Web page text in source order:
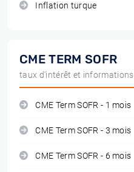
Inflation turque
CME TERM SOFR
taux d'intérêt et informations
CME Term SOFR - 1 mois
CME Term SOFR - 3 mois
CME Term SOFR - 6 mois